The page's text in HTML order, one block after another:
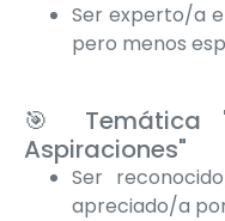
Ser experto/a
pero menos
🎯 Temática
Aspiraciones"
Ser
apreciado/a